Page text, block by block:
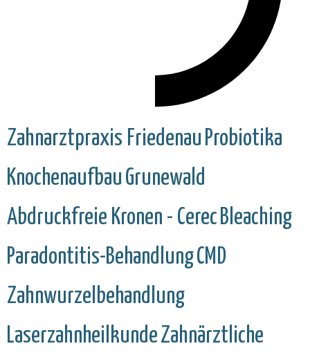
Zahnarztpraxis Friedenau Probiotika
Knochenaufbau Grunewald
Abdruckfreie Kronen - Cerec Bleaching
Paradontitis-BehandlungCMD
Zahnwurzelbehandlung
LaserzahnheilkundeZahnärztliche